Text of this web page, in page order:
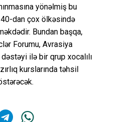
yönəlmiş bu
40-dan çox ölkəsində
Bundan başqa,
Forumu, Avrasiya
ilə bir qrup xocalılı
kurslarında təhsil